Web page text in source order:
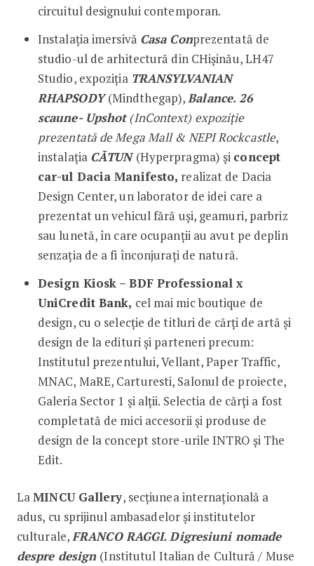
circuitul designului contemporan.
Instalația imersivă Casa Conprezentată de
studio-ul de arhitectură din CHișinău, LH47
Studio, expoziția TRANSYLVANIAN
RHAPSODY(Mindthegap),Balance. 26
scaune- Upshot(InContext) expoziție
prezentată de Mega Mall & NEPI Rockcastle,
instalația CĂTUN(Hyperpragma) și concept
car-ul Dacia Manifesto, realizat de Dacia
Design Center, un laborator de idei care a
prezentat un vehicul fără uși, geamuri, parbriz
sau lunetă, în care ocupanții au avut pe deplin
senzația de a fi înconjurați de natură.
Design Kiosk – BDF Professional x
UniCredit Bank, cel mai mic boutique de
design, cu o selecție de titluri de cărți de artă și
design de la edituri și parteneri precum:
Institutul prezentului, Vellant, Paper Traffic,
MNAC, MaRE, Carturesti, Salonul de proiecte,
Galeria Sector 1 și alții. Selectia de cărți a fost
completată de mici accesorii și produse de
design de la concept store-urile INTRO și The
Edit.
LaMINCU Gallery, secțiunea internațională a
adus, cu sprijinul ambasadelor și institutelor
culturale,FRANCO RAGGI. Digresiuni nomade
despre design (Institutul Italian de Cultură / Muse